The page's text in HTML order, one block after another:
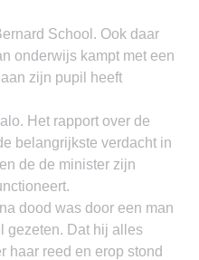
School. Ook daar
onderwijs kampt met een
zijn pupil heeft
Het rapport over de
belangrijkste verdacht in
de de minister zijn
dood was door een man
gezeten. Dat hij alles
haar reed en erop stond